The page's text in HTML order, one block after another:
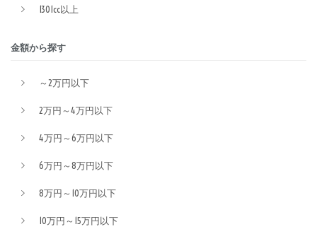
1301cc以上
金額から探す
～2万円以下
2万円～4万円以下
4万円～6万円以下
6万円～8万円以下
8万円～10万円以下
10万円～15万円以下